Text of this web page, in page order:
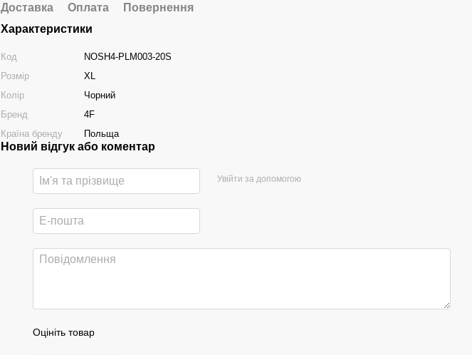
Доставка Оплата
Повернення
Характеристики
Код
NOSH4-PLM003-20S
Розмір
XL
Колір
Чорний
Бренд
4F
Країна бренду
Польща
Новий відгук або коментар
Увійти за допомогою
Оцініть товар